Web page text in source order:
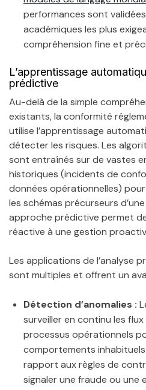
performances sont
académiques les plus
compréhension fine et
L’apprentissage
prédictive
Au-delà de la simple
existants, la conformité
utilise l’apprentissage
détecter les risques. Les
sont entraînés sur de vastes
historiques (incidents de
données opérationnelles)
les schémas précurseurs
approche prédictive permet
réactive à une gestion
Les applications de l’analyse
sont multiples et offrent un
Détection d’anomalies :
surveiller en continu les
processus opérationnels
comportements
rapport aux règles de
signaler une fraude ou une